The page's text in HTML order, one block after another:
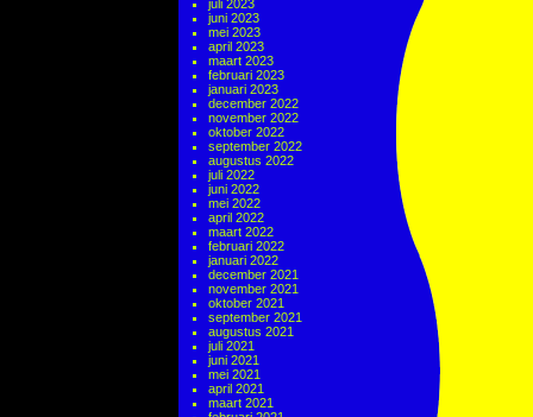
juli 2023
juni 2023
mei 2023
april 2023
maart 2023
februari 2023
januari 2023
december 2022
november 2022
oktober 2022
september 2022
augustus 2022
juli 2022
juni 2022
mei 2022
april 2022
maart 2022
februari 2022
januari 2022
december 2021
november 2021
oktober 2021
september 2021
augustus 2021
juli 2021
juni 2021
mei 2021
april 2021
maart 2021